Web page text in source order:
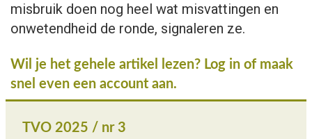
misbruik doen nog heel wat misvattingen en
onwetendheid de ronde, signaleren ze.
Wil je het gehele artikel lezen? Log in of maak
snel even een account aan.
TVO 2025 / nr 3